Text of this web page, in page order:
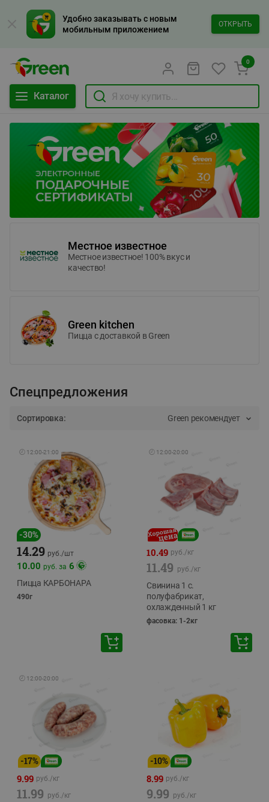
Удобно заказывать с новым
мобильным приложением
ОТКРЫТЬ
Каталог
0
Местное известное
Местное известное! 100% вкус и
качество!
Green kitchen
Пицца c доставкой в Green
Спецпредложения
Сортировка: Green рекомендует
🕘 12:00-21:00
-30%
14.29 руб./шт
10.00 руб. за 6
Пицца КАРБОНАРА
490г
🕘 12:00-20:00
10.49 руб./кг
11.49 руб./кг
Свинина 1 с.
полуфабрикат,
охлажденный 1 кг
фасовка: 1-2кг
🕘 12:00-20:00
-17%
9.99 руб./кг
11.99 руб./кг
-10%
8.99 руб./кг
9.99 руб./кг